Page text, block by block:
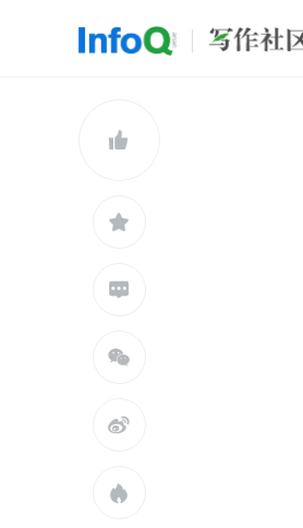
前端





